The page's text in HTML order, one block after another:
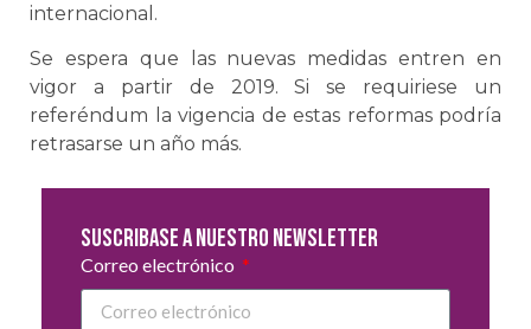
internacional.
Se espera que las nuevas medidas entren en
vigor a partir de 2019. Si se requiriese un
referéndum la vigencia de estas reformas podría
retrasarse un año más.
Suscribase a nuestro newsletter
Correo electrónico